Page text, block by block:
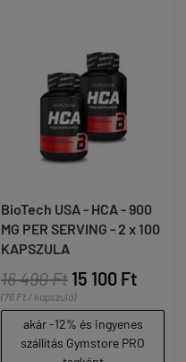
BioTech USA - HCA - 900
MG PER SERVING - 2 x 100
KAPSZULA
16 490 Ft 15 100 Ft
(76 Ft / kapszula)
akár -12% és ingyenes
szállítás Gymstore PRO